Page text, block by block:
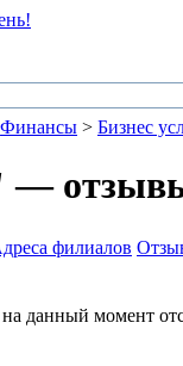
Финансы > Бизнес
отзывы
филиалов
данный момент